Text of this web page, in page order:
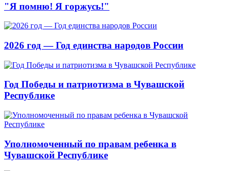
"Я помню! Я горжусь!"
2026 год — Год единства народов России
Год Победы и патриотизма в Чувашской
Республике
Уполномоченный по правам ребенка в
Чувашской Республике